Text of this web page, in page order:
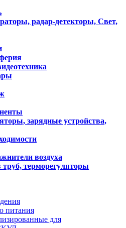
радар-детекторы, Свет,
зарядные устройства,
воздуха
терморегуляторы
питания
для